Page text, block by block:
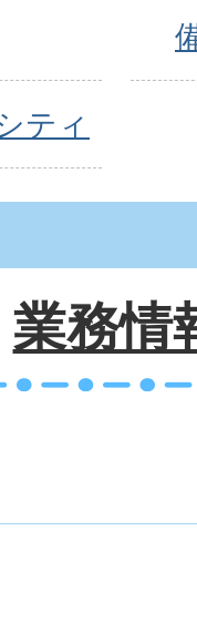
ティ
業務情